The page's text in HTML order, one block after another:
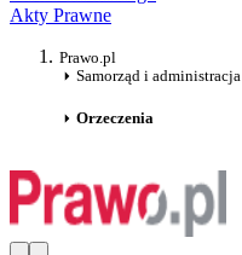
Akty Prawne
Prawo.pl
Samorząd i administracja
Orzeczenia